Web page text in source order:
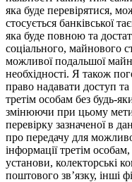
яка буде перевірятися,
стосується банківської
яка буде повною та
соціального, майнового
можливої подальшої
необхідності. Я також
право надавати доступ та
третім особам без будь-
змінюючи при цьому
перевірку зазначеної в
про передачу для
інформації третім
установи, колекторські
поштового зв’язку, інші